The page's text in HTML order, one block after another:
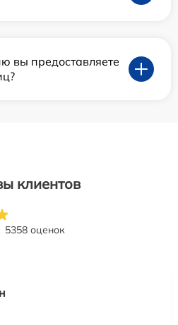
вы предоставляете
клиентов
5358 оценок